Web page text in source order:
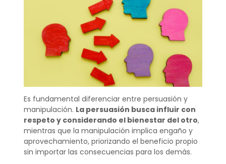
Es fundamental diferenciar entre persuasión y
manipulación. La persuasión busca influir con
respeto y considerando el bienestar del otro,
mientras que la manipulación implica engaño y
aprovechamiento, priorizando el beneficio propio
sin importar las consecuencias para los demás.